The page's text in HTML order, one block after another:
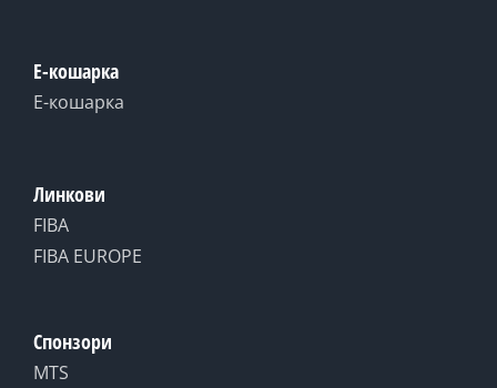
Е-кошарка
Е-кошарка
Линкови
FIBA
FIBA EUROPE
Спонзори
MTS